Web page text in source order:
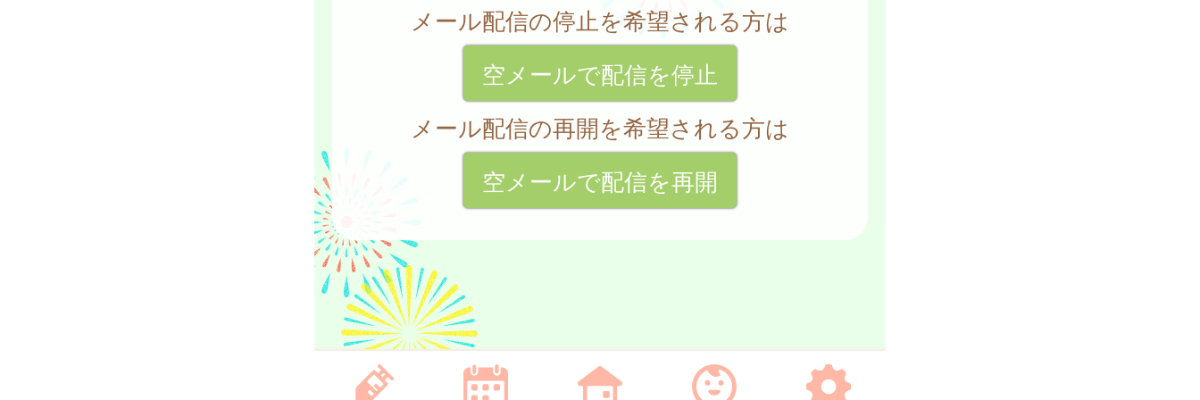
メール配信の停止を希望される方は
空メールで配信を停止
メール配信の再開を希望される方は
空メールで配信を再開